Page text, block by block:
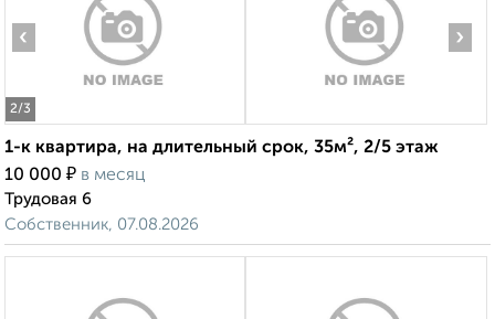
2/3
‹ ›
1-к квартира, на длительный срок, 35м², 2/5 этаж
10 000 ₽ в месяц
Трудовая 6
Собственник, 07.08.2026